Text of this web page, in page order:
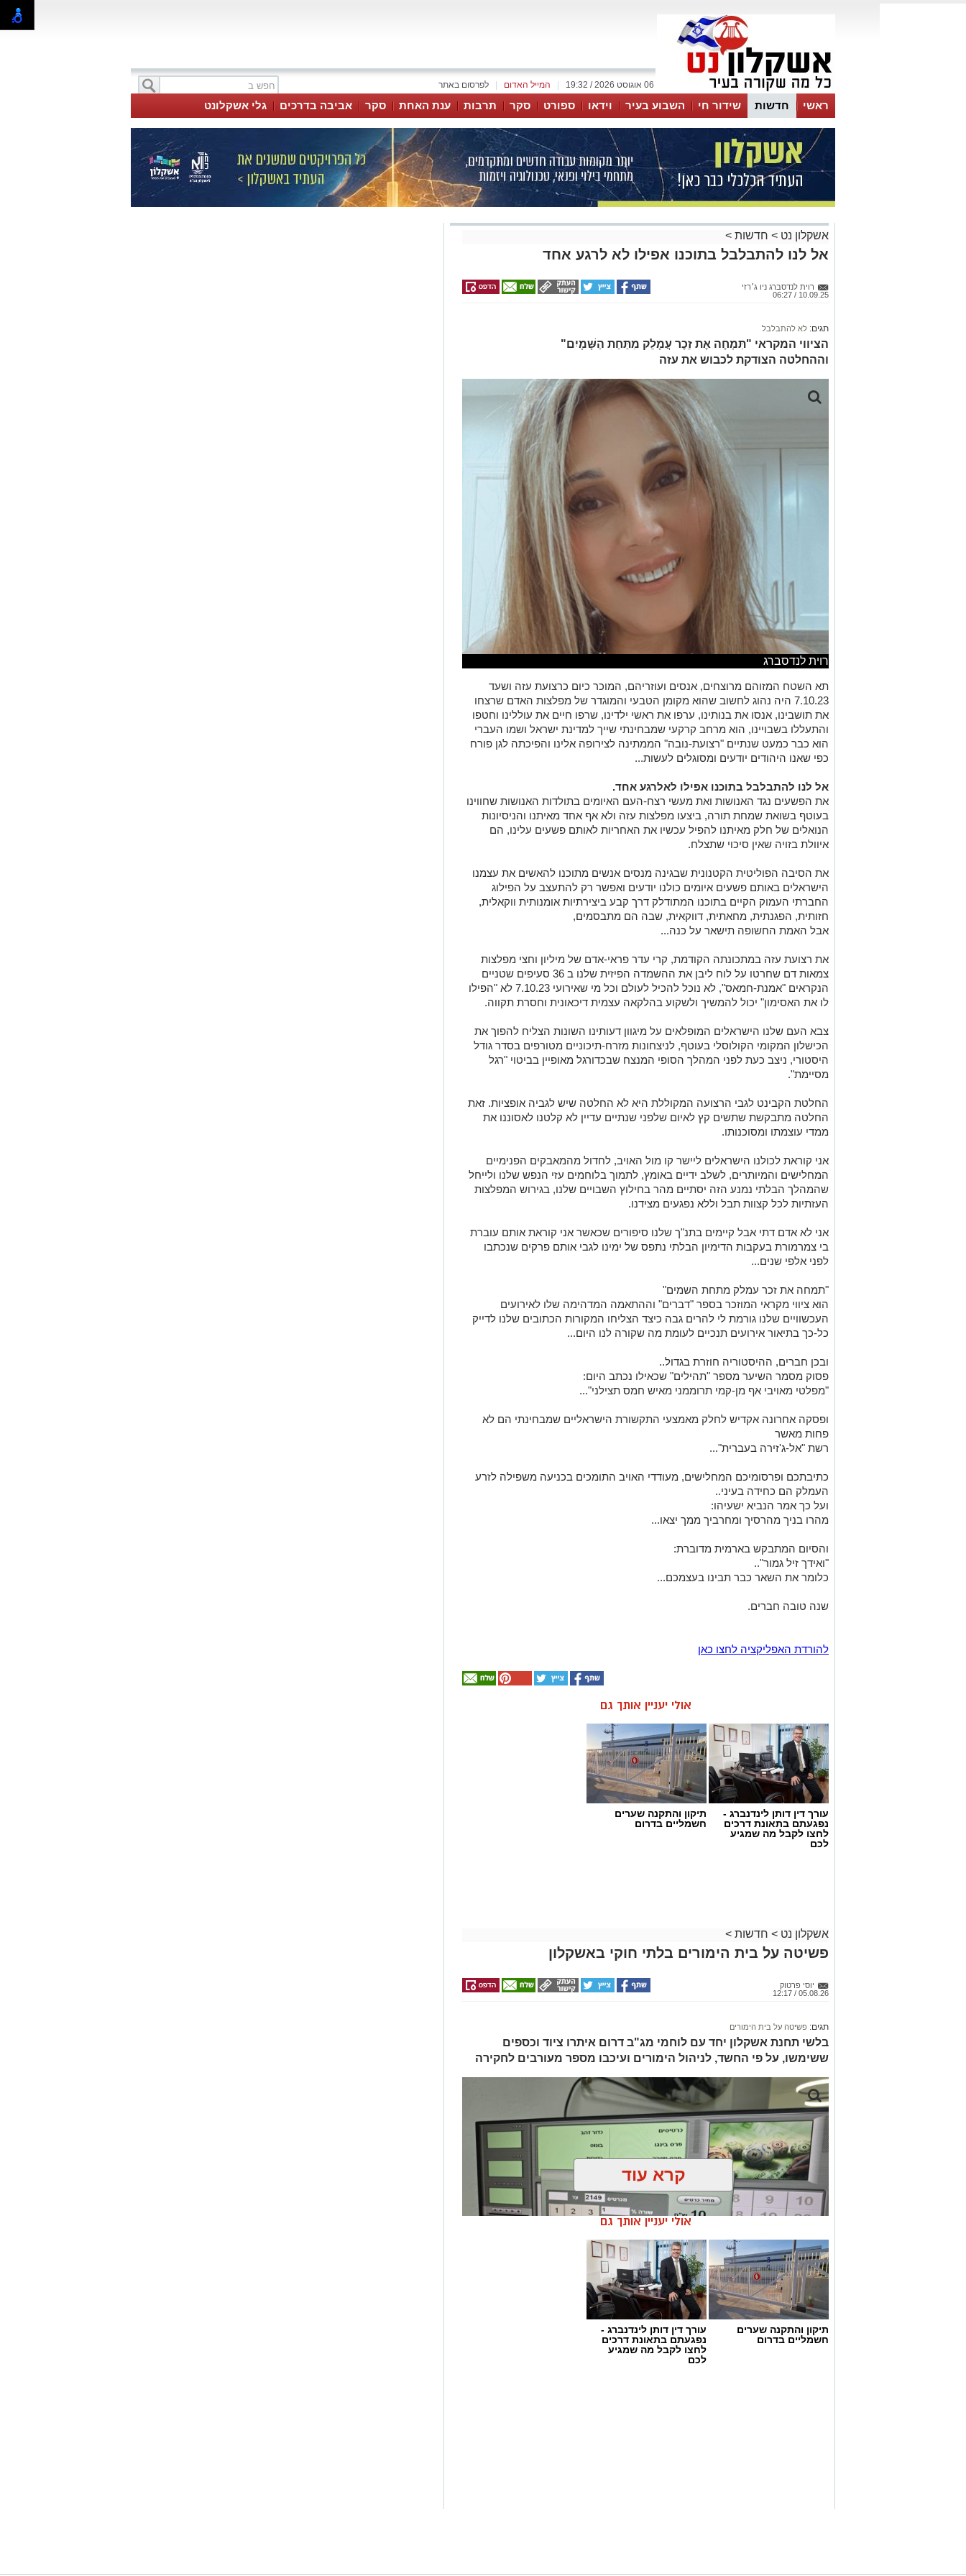
לפרסום באתר המייל האדום 06 אוגוסט 2026 / 19:32
ראשי חדשות שידור חי השבוע בעיר וידאו ספורט סקר תרבות ענת האחת סקר אביבה בדרכים גלי אשקלונט
אשקלון נט > חדשות >
אל לנו להתבלבל בתוכנו אפילו לא לרגע אחד
רוית לנדסברג ניו ג׳רזי
10.09.25 / 06:27
תגים: לא להתבלבל
הציווי המקראי "תִּמְחֶה אֶת זֵכֶר עֲמָלֵק מִתַּחַת הַשָּׁמָיִם"
וההחלטה הצודקת לכבוש את עזה
רוית לנדסברג
תא השטח המזוהם מרוצחים, אנסים ועוזריהם, המוכר כיום כרצועת עזה ושעד
7.10.23 היה נהוג לחשוב שהוא מקומן הטבעי והמוגדר של מפלצות האדם שרצחו
את תושבינו, אנסו את בנותינו, ערפו את ראשי ילדינו, שרפו חיים את עוללינו וחטפו
והתעללו בשבויינו, הוא מרחב קרקעי שמבחינתי שייך למדינת ישראל ושמו העברי
הוא כבר כמעט שנתיים "רצועת-נובה" הממתינה לצירופה אלינו והפיכתה לגן פורח
כפי שאנו היהודים יודעים ומסוגלים לעשות...
אל לנו להתבלבל בתוכנו אפילו לאלרגע אחד.
את הפשעים נגד האנושות ואת מעשי רצח-העם האיומים בתולדות האנושות שחווינו
בעוטף בשואת שמחת תורה, ביצעו מפלצות עזה ולא אף אחד מאיתנו והניסיונות
הנואלים של חלק מאיתנו להפיל עכשיו את האחריות לאותם פשעים עלינו, הם
איוולת בזויה שאין סיכוי שתצלח.
את הסיבה הפוליטית הקטנונית שבגינה מנסים אנשים מתוכנו להאשים את עצמנו
הישראלים באותם פשעים איומים כולנו יודעים ואפשר רק להתעצב על הפילוג
החברתי העמוק הקיים בתוכנו המתודלק דרך קבע ביצירתיות אומנותית ווקאלית,
חזותית, הפגנתית, מחאתית, דווקאית, שבה הם מתבסמים,
אבל האמת החשופה תישאר על כנה...
את רצועת עזה במתכונתה הקודמת, קרי עדר פראי-אדם של מיליון וחצי מפלצות
צמאות דם שחרטו על לוח ליבן את ההשמדה הפיזית שלנו ב 36 סעיפים שטניים
הנקראים "אמנת-חמאס", לא נוכל להכיל לעולם וכל מי שאירועי 7.10.23 לא "הפילו
לו את האסימון" יכול להמשיך ולשקוע בהלקאה עצמית דיכאונית וחסרת תקווה.
צבא העם שלנו הישראלים המופלאים על מיגוון דעותינו השונות הצליח להפוך את
הכישלון המקומי הקולוסלי בעוטף, לניצחונות מזרח-תיכוניים מטורפים בסדר גודל
היסטורי, ניצב כעת לפני המהלך הסופי המנצח שבכדורגל מאופיין בביטוי "רגל
מסיימת".
החלטת הקבינט לגבי הרצועה המקוללת היא לא החלטה שיש לגביה אופציות. זאת
החלטה מתבקשת שתשים קץ לאיום שלפני שנתיים עדיין לא קלטנו לאסוננו את
ממדי עוצמתו ומסוכנותו.
אני קוראת לכולנו הישראלים ליישר קו מול האויב, לחדול מהמאבקים הפנימיים
המחלישים והמיותרים, לשלב ידיים באומץ, לתמוך בלוחמים עזי הנפש שלנו ולייחל
שהמהלך הבלתי נמנע הזה יסתיים מהר בחילוץ השבויים שלנו, בגירוש המפלצות
העזתיות לכל קצוות תבל וללא נפגעים מצידנו.
אני לא אדם דתי אבל קיימים בתנ"ך שלנו סיפורים שכאשר אני קוראת אותם עוברת
בי צמרמורת בעקבות הדימיון הבלתי נתפס של ימינו לגבי אותם פרקים שנכתבו
לפני אלפי שנים...
"תמחה את זכר עמלק מתחת השמים"
הוא ציווי מקראי המוזכר בספר "דברים" וההתאמה המדהימה שלו לאירועים
העכשוויים שלנו גורמת לי להרים גבה כיצד הצליחו המקורות הכתובים שלנו לדייק
כל-כך בתיאור אירועים תנכיים לעומת מה שקורה לנו היום...
ובכן חברים, ההיסטוריה חוזרת בגדול..
פסוק מסמר השיער מספר "תהילים" שכאילו נכתב היום:
"מפלטי מאויבי אף מן-קמי תרוממני מאיש חמס תצילני"...
ופסקה אחרונה אקדיש לחלק מאמצעי התקשורת הישראליים שמבחינתי הם לא
פחות מאשר
רשת "אל-ג'זירה בעברית"...
כתיבתכם ופרסומיכם המחלישים, מעודדי האויב התומכים בכניעה משפילה לזרע
העמלק הם כחידה בעיני..
ועל כך אמר הנביא ישעיהו:
מהרו בניך מהרסיך ומחרביך ממך יצאו...
והסיום המתבקש בארמית מדוברת:
"ואידך זיל גמור"..
כלומר את השאר כבר תבינו בעצמכם...
שנה טובה חברים.
להורדת האפליקציה לחצו כאן
אולי יעניין אותך גם
עורך דין דותן לינדנברג -
נפגעתם בתאונת דרכים
לחצו לקבל מה שמגיע
לכם
תיקון והתקנה שערים
חשמליים בדרום
אשקלון נט > חדשות >
פשיטה על בית הימורים בלתי חוקי באשקלון
יוסי פרטוק
05.08.26 / 12:17
תגים: פשיטה על בית הימורים
בלשי תחנת אשקלון יחד עם לוחמי מג"ב דרום איתרו ציוד וכספים
ששימשו, על פי החשד, לניהול הימורים ועיכבו מספר מעורבים לחקירה
קרא עוד
אולי יעניין אותך גם
תיקון והתקנה שערים
חשמליים בדרום
עורך דין דותן לינדנברג -
נפגעתם בתאונת דרכים
לחצו לקבל מה שמגיע
לכם